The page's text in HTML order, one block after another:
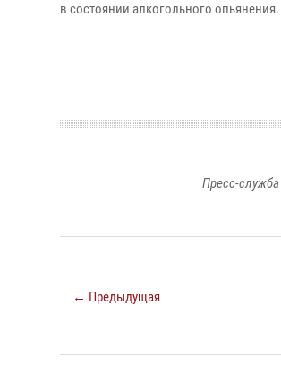
в состоянии алкогольного опьянения.
Пресс-
← Предыдущая